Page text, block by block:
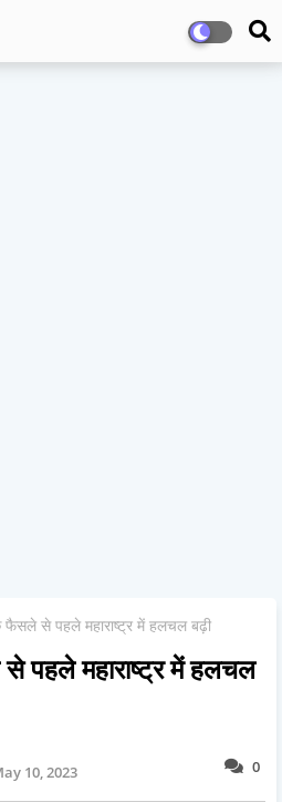
फैसले से पहले महाराष्ट्र में हलचल बढ़ी
पहले महाराष्ट्र में हलचल
0
10, 2023